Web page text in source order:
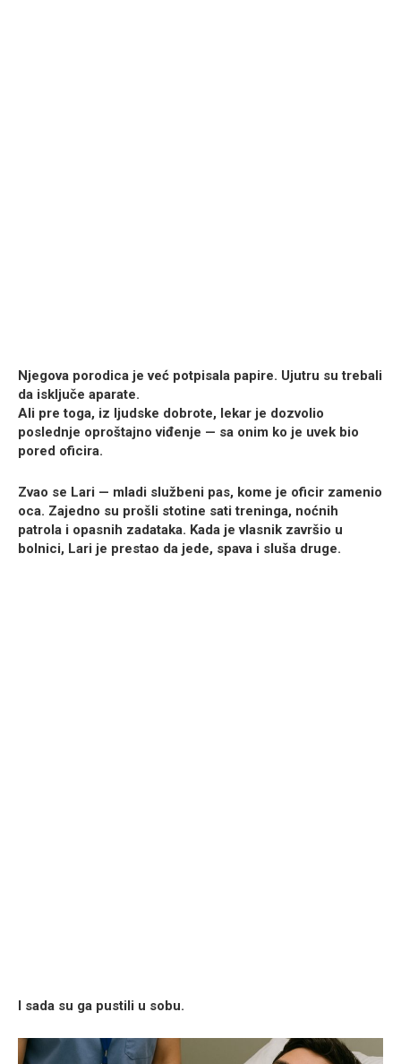
Njegova porodica je već potpisala papire. Ujutru su trebali
da isključe aparate.
Ali pre toga, iz ljudske dobrote, lekar je dozvolio
poslednje oproštajno viđenje — sa onim ko je uvek bio
pored oficira.
Zvao se Lari — mladi službeni pas, kome je oficir zamenio
oca. Zajedno su prošli stotine sati treninga, noćnih
patrola i opasnih zadataka. Kada je vlasnik završio u
bolnici, Lari je prestao da jede, spava i sluša druge.
I sada su ga pustili u sobu.